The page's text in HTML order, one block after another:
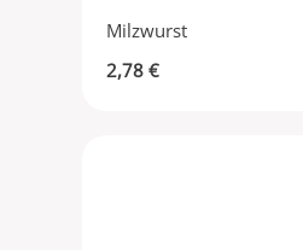
Milzwurst
2,78 €